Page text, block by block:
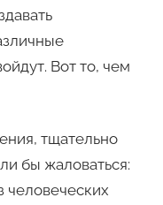
Вот то, чем
тщательно
бы жаловаться:
человеческих